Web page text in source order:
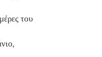
του